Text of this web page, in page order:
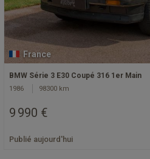
France
BMW Série 3 E30 Coupé 316 1er Main
1986 98300 km
9 990 €
Publié aujourd'hui